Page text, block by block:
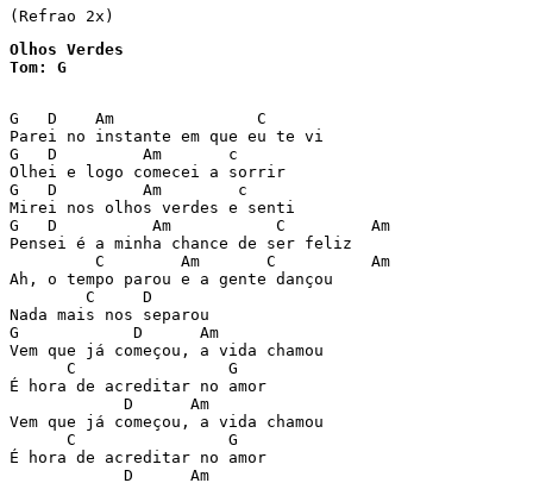
(Refrao 2x)
Olhos Verdes
Tom: G
G   D    Am               C
Parei no instante em que eu te vi
G   D         Am       c
Olhei e logo comecei a sorrir
G   D         Am        c
Mirei nos olhos verdes e senti
G   D          Am           C         Am
Pensei é a minha chance de ser feliz
         C        Am       C          Am
Ah, o tempo parou e a gente dançou
        C     D
Nada mais nos separou
G            D      Am
Vem que já começou, a vida chamou
      C                G
É hora de acreditar no amor
            D      Am
Vem que já começou, a vida chamou
      C                G
É hora de acreditar no amor
            D      Am